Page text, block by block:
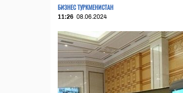
БИЗНЕС ТУРКМЕНИСТАН
11:26 08.06.2024